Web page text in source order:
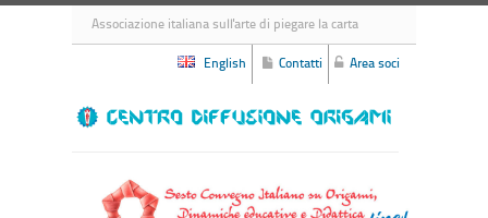
Associazione italiana sull'arte di piegare la carta
English Contatti Area soci